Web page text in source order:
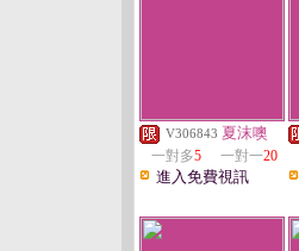
V306843 夏沫噢
一對多5 一對一20
進入免費視訊